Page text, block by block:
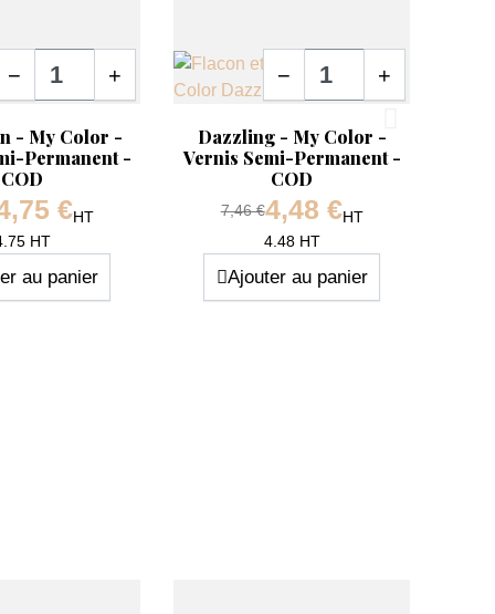
- My Color -
Permanent -
COD
base
Prix
€HT
HT
− +
au panier
Aperçu rapide
Dazzling - My Color -
Vernis Semi-Permanent -
COD
Prix de base
7,46 €
Prix
4,48 €HT
4.48 HT
Quantité
− +
Ajouter au panier